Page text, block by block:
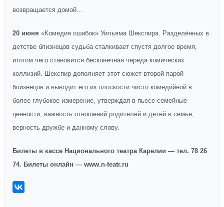
возвращается домой…
20 июня «Комедия ошибок» Уильяма Шекспира. Разделённых в
детстве близнецов судьба сталкивает спустя долгое время,
итогом чего становится бесконечная череда комических
коллизий. Шекспир дополняет этот сюжет второй парой
близнецов и выводит его из плоскости чисто комедийной в
более глубокое измерение, утверждая в пьесе семейные
ценности, важность отношений родителей и детей в семье,
верность дружбе и данному слову.
Билеты в кассе Национального театра Карелии — тел. 78 26
74. Билеты онлайн — www.n-teatr.ru